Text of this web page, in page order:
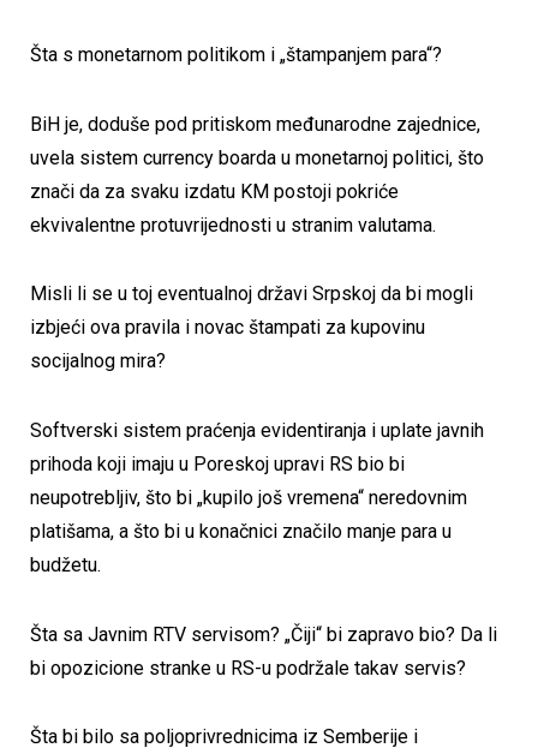
Šta s monetarnom politikom i „štampanjem para“?
BiH je, doduše pod pritiskom međunarodne zajednice,
uvela sistem currency boarda u monetarnoj politici, što
znači da za svaku izdatu KM postoji pokriće
ekvivalentne protuvrijednosti u stranim valutama.
Misli li se u toj eventualnoj državi Srpskoj da bi mogli
izbjeći ova pravila i novac štampati za kupovinu
socijalnog mira?
Softverski sistem praćenja evidentiranja i uplate javnih
prihoda koji imaju u Poreskoj upravi RS bio bi
neupotrebljiv, što bi „kupilo još vremena“ neredovnim
platišama, a što bi u konačnici značilo manje para u
budžetu.
Šta sa Javnim RTV servisom? „Čiji“ bi zapravo bio? Da li
bi opozicione stranke u RS-u podržale takav servis?
Šta bi bilo sa poljoprivrednicima iz Semberije i